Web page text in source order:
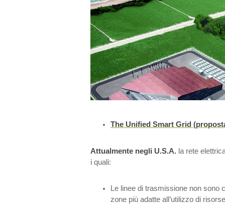
The Unified Smart Grid
Attualmente negli U.S.A. la rete
i quali:
Le linee di trasmissione non sono
zone più adatte all’utilizzo di